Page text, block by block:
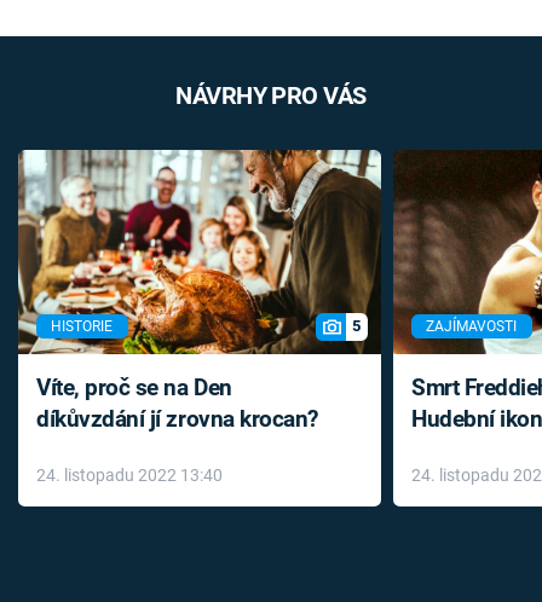
NÁVRHY PRO VÁS
HISTORIE 5
Víte, proč se na Den
díkůvzdání jí zrovna krocan?
24. listopadu 2022 13:40
ZAJÍMAVOSTI
Smrt
Hudební
léky
24. listopadu